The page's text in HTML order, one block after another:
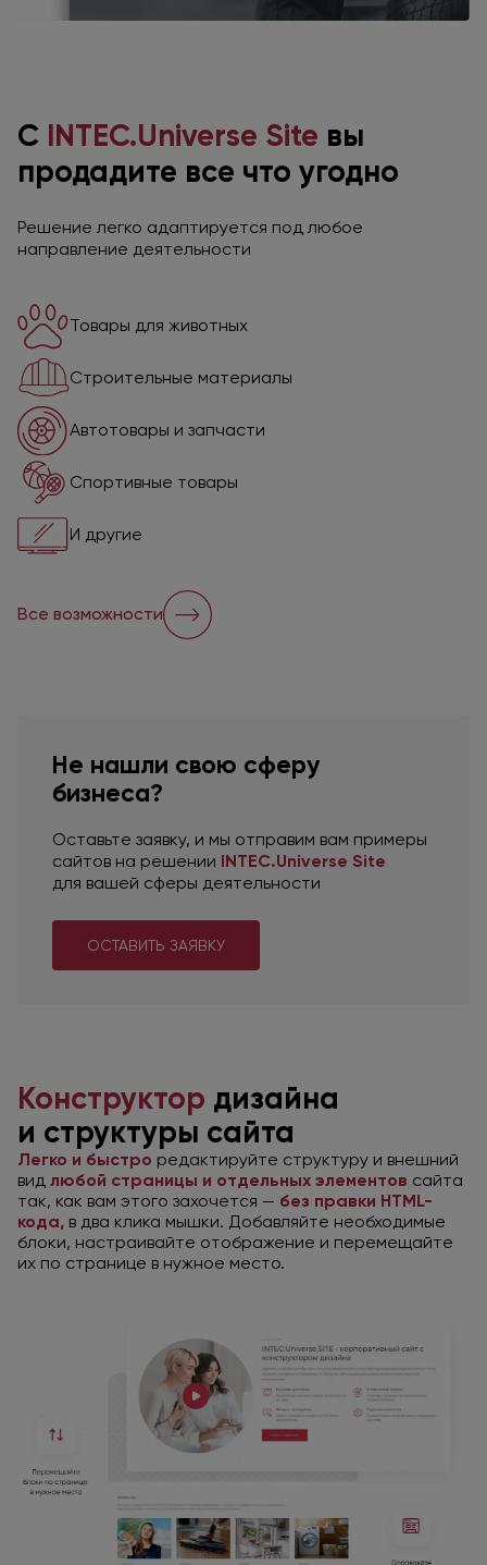
С INTEC.Universe Site вы
продадите все что угодно
Решение легко адаптируется под любое
направление деятельности
Товары для животных
Строительные материалы
Автотовары и запчасти
Спортивные товары
И другие
Все возможности
Не нашли свою сферу
бизнеса?
Оставьте заявку, и мы отправим вам примеры
сайтов на решении INTEC.Universe Site
для вашей сферы деятельности
ОСТАВИТЬ ЗАЯВКУ
Конструктор дизайна
и структуры сайта
Легко и быстро редактируйте структуру и внешний
вид любой страницы и отдельных элементов сайта
так, как вам этого захочется — без правки HTML-
кода, в два клика мышки. Добавляйте необходимые
блоки, настраивайте отображение и перемещайте
их по странице в нужное место.